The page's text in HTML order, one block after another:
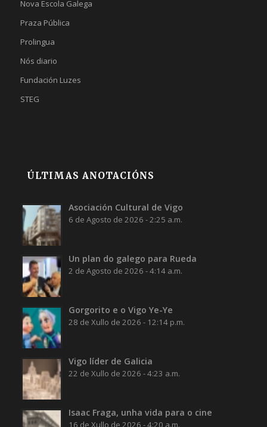
Nova Escola Galega
Praza Pública
Prolingua
Nós diario
Fundación Luzes
STEG
ÚLTIMAS ANOTACIÓNS
Asociación Cultural de Vigo
6 de Agosto de 2026 - 2:25 a.m.
Un plan do galego para Rueda
2 de Agosto de 2026 - 4:14 a.m.
Gorgorito e o Vigo Ye-Ye
28 de Xullo de 2026 - 12:14 p.m.
Vigo líder de Galicia
22 de Xullo de 2026 - 4:23 a.m.
Isaac Fraga, unha vida para o cine